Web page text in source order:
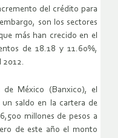
del crédito para
son los sectores
más han crecido en el
de 18.18 y 11.60%,
2012.
México (Banxico), el
saldo en la cartera de
millones de pesos a
de este año el monto